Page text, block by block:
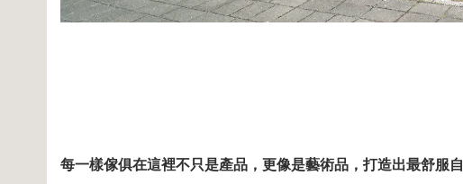
每一樣傢俱在這裡不只是產品，更像是藝術品，打造出最舒服